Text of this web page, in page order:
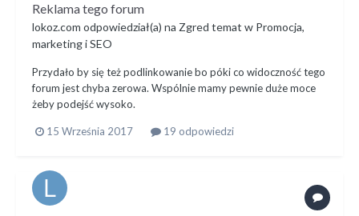
Reklama tego forum
lokoz.com odpowiedział(a) na Zgred temat w Promocja,
marketing i SEO
Przydało by się też podlinkowanie bo póki co widoczność tego
forum jest chyba zerowa. Wspólnie mamy pewnie duże moce
żeby podejść wysoko.
15 Września 2017 19 odpowiedzi